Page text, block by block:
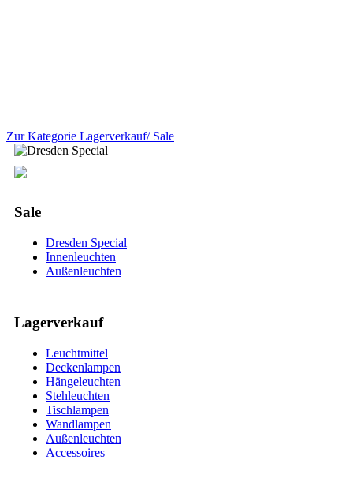
Zur Kategorie Lagerverkauf/ Sale
Sale
Dresden Special
Innenleuchten
Außenleuchten
Lagerverkauf
Leuchtmittel
Deckenlampen
Hängeleuchten
Stehleuchten
Tischlampen
Wandlampen
Außenleuchten
Accessoires